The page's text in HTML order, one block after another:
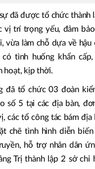
đã được tổ chức thành
vị trí trọng yếu, đảm
vừa làm chỗ dựa về hậu
tình huống khẩn
hoạt, kịp thời.
đã tổ chức 03 đoàn
số 5 tại các địa bàn,
các tổ công tác bám địa
chẽ tình hình diễn biến
hỗ trợ nhân dân
Trị thành lập 2 sở chỉ